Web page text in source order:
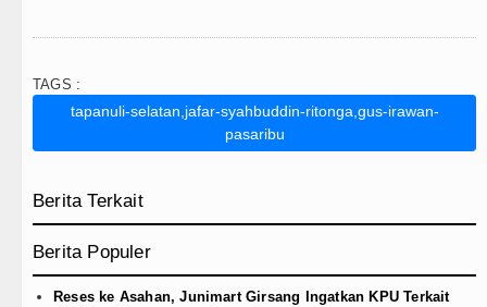
TAGS :
tapanuli-selatan,jafar-syahbuddin-ritonga,gus-irawan-
pasaribu
Berita Terkait
Berita Populer
Reses ke Asahan, Junimart Girsang Ingatkan KPU Terkait